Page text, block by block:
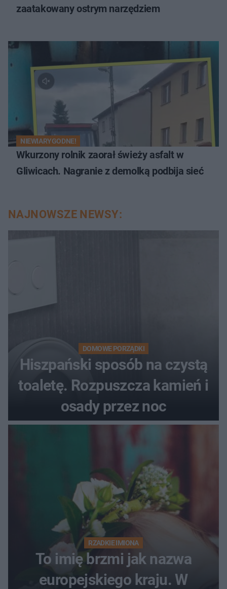
zaatakowany ostrym narzędziem
NIEWIARYGODNE!
Wkurzony rolnik zaorał świeży asfalt w
Gliwicach. Nagranie z demolką podbija sieć
NAJNOWSZE NEWSY:
DOMOWE PORZĄDKI
Hiszpański sposób na czystą
toaletę. Rozpuszcza kamień i
osady przez noc
RZADKIE IMIONA
To imię brzmi jak nazwa
europejskiego kraju. W